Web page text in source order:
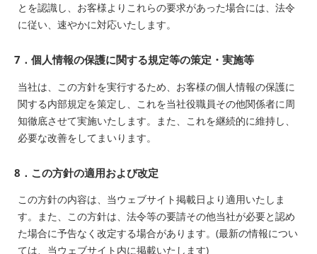
とを認識し、お客様よりこれらの要求があった場合には、法令
に従い、速やかに対応いたします。
7．個人情報の保護に関する規定等の策定・実施等
当社は、この方針を実行するため、お客様の個人情報の保護に
関する内部規定を策定し、これを当社役職員その他関係者に周
知徹底させて実施いたします。また、これを継続的に維持し、
必要な改善をしてまいります。
8．この方針の適用および改定
この方針の内容は、当ウェブサイト掲載日より適用いたしま
す。また、この方針は、法令等の要請その他当社が必要と認め
た場合に予告なく改定する場合があります。(最新の情報につい
ては、当ウェブサイト内に掲載いたします)